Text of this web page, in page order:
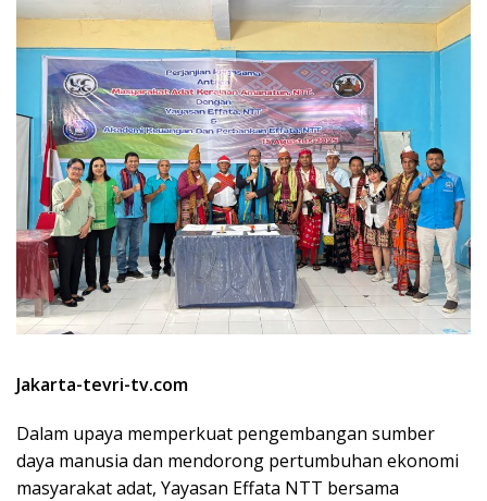
Jakarta-tevri-tv.com
Dalam upaya memperkuat pengembangan sumber
daya manusia dan mendorong pertumbuhan ekonomi
masyarakat adat, Yayasan Effata NTT bersama